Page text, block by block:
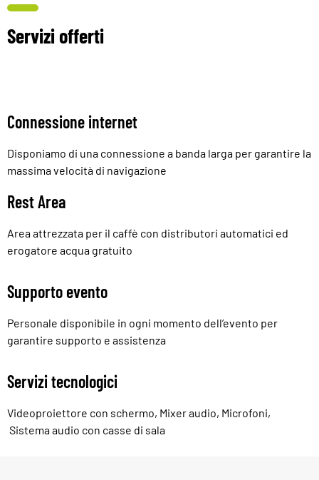
Servizi offerti
Connessione internet
Disponiamo di una connessione a banda larga per garantire la
massima velocità di navigazione
Rest Area
Area attrezzata per il caffè con distributori automatici ed
erogatore acqua gratuito
Supporto evento
Personale disponibile in ogni momento dell’evento per
garantire supporto e assistenza
Servizi tecnologici
Videoproiettore con schermo, Mixer audio, Microfoni,
Sistema audio con casse di sala